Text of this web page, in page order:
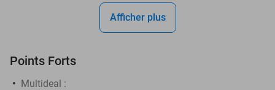
Afficher plus
Points Forts
Multideal :